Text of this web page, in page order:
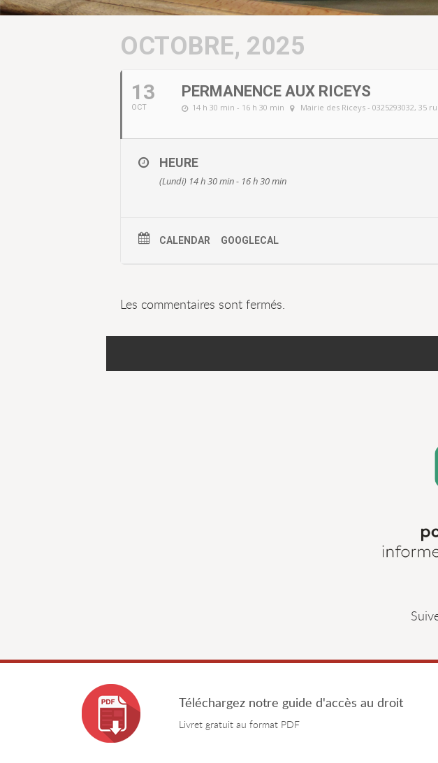
OCTOBRE, 2025
13
OCT
PERMANENCE AUX RICEYS
14 h 30 min - 16 h 30 min Mairie des Riceys - 0325293032, 35
HEURE
(Lundi) 14 h 30 min - 16 h 30 min
CALENDAR GOOGLECAL
Les commentaires sont fermés.
Téléchargez notre guide d'accès au droit
Livret gratuit au format PDF